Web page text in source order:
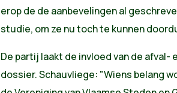
erop de de aanbevelingen al
studie, om ze nu toch te kunnen
De partij laakt de invloed van de
dossier. Schauvliege: "Wiens belang